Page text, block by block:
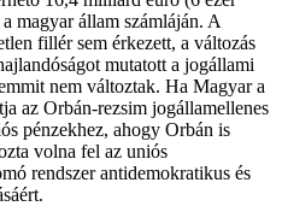
magyar állam számláján. A
fillér sem érkezett, a változás
mutatott a jogállami
nem változtak. Ha Magyar a
az Orbán-rezsim jogállamellenes
pénzekhez, ahogy Orbán is
volna fel az uniós
rendszer antidemokratikus és